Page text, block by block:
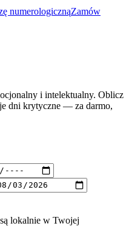
numerologicznąZamów
i intelektualny. Oblicz
dni krytyczne — za darmo,
lokalnie w Twojej